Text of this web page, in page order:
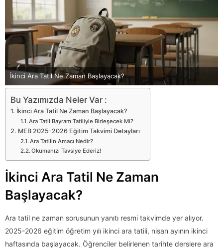
İkinci Ara Tatil Ne Zaman Başlayacak?
Bu Yazımızda Neler Var :
İkinci Ara Tatil Ne Zaman Başlayacak?
Ara Tatil Bayram Tatiliyle Birleşecek Mi?
MEB 2025-2026 Eğitim Takvimi Detayları
Ara Tatilin Amacı Nedir?
Okumanızı Tavsiye Ederiz!
İkinci Ara Tatil Ne Zaman
Başlayacak?
Ara tatil ne zaman sorusunun yanıtı resmi takvimde yer alıyor.
2025-2026 eğitim öğretim yılı ikinci ara tatili, nisan ayının ikinci
haftasında başlayacak. Öğrenciler belirlenen tarihte derslere ara